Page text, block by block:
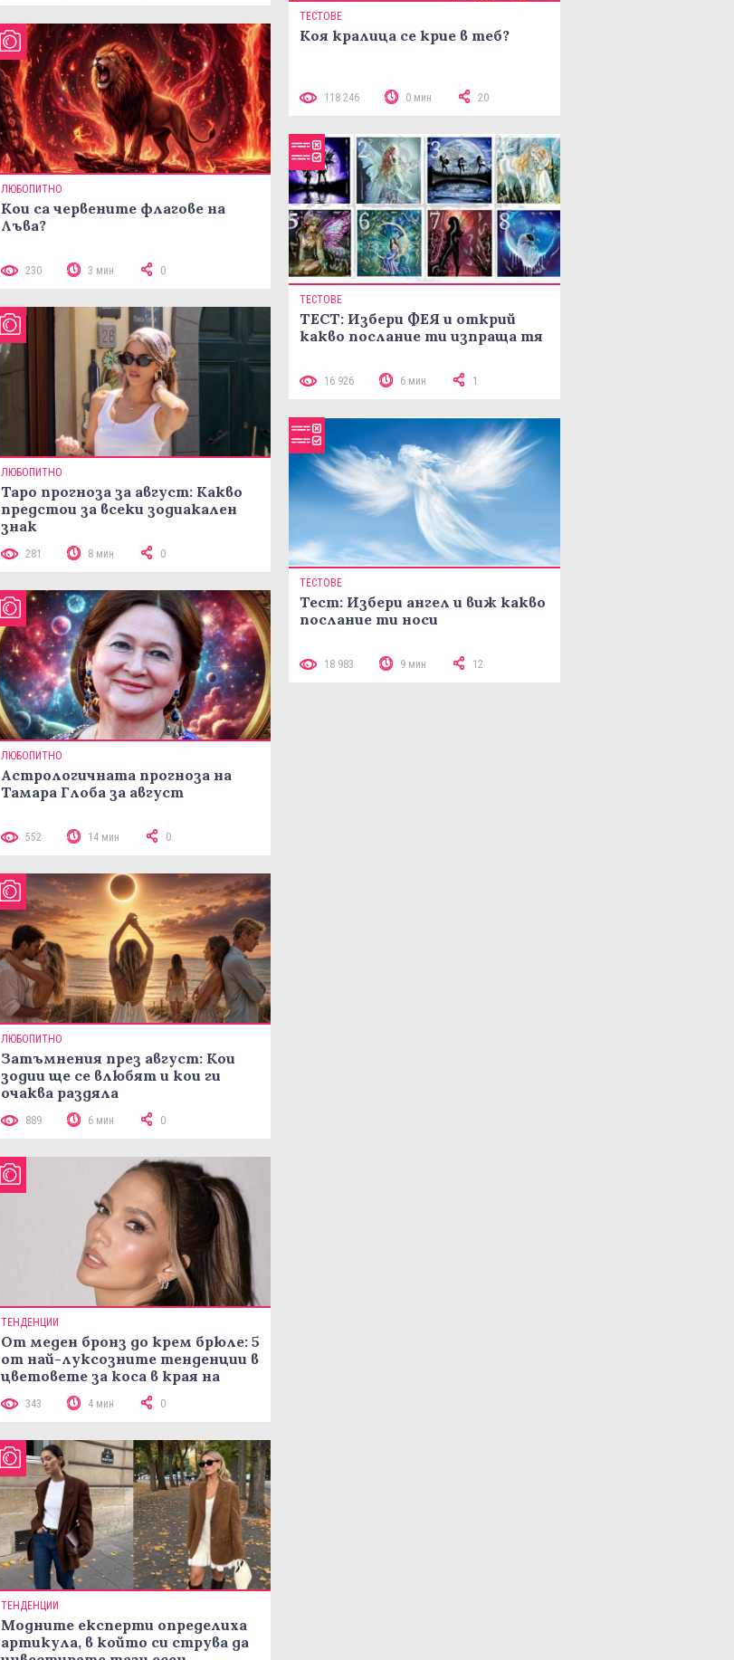
ЛЮБОПИТНО
Кои са червените флагове на
Лъва?
230 3 мин 0
ЛЮБОПИТНО
Таро прогноза за август: Какво
предстои за всеки зодиакален
знак
281 8 мин 0
ЛЮБОПИТНО
Астрологичната прогноза на
Тамара Глоба за август
552 14 мин 0
ЛЮБОПИТНО
Затъмнения през август: Кои
зодии ще се влюбят и кои ги
очаква раздяла
889 6 мин 0
ТЕНДЕНЦИИ
От меден бронз до крем брюле: 5
от най-луксозните тенденции в
цветовете за коса в края на
343 4 мин 0
ТЕНДЕНЦИИ
Модните експерти определиха
артикула, в който си струва да
ТЕСТОВЕ
Коя кралица се крие в теб?
118 246 0 мин 20
ТЕСТОВЕ
ТЕСТ: Избери ФЕЯ и открий
какво послание ти изпраща тя
16 926 6 мин 1
ТЕСТОВЕ
Тест: Избери ангел и виж какво
послание ти носи
18 983 9 мин 12